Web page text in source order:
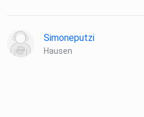
Simoneputzi
Hausen